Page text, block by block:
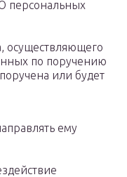
персональных
осуществляющего
по поручению
или будет
ему